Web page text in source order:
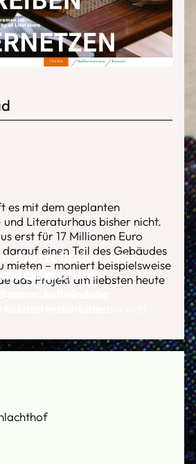
es mit dem geplanten
Literaturhaus bisher nicht.
erst für 17 Millionen Euro
einen Teil des Gebäudes
mieten – moniert beispielsweise
das Projekt am liebsten heute
rauszufinden, was
Autorin Jutta
of Literature
ist Teil eines
kreativer Städte,
Vielfalt in der Literaturwelt